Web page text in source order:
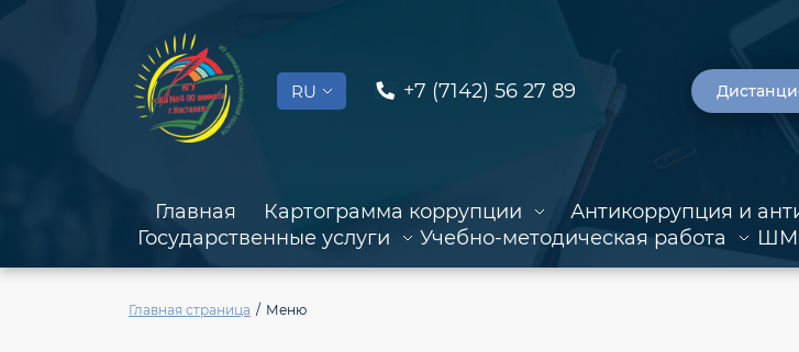
RU +7 (7142) 56 27 89
Главная Картограмма коррупции Антикоррупция и
Государственные услуги
Учебно-методическая работа
Главная страница Меню